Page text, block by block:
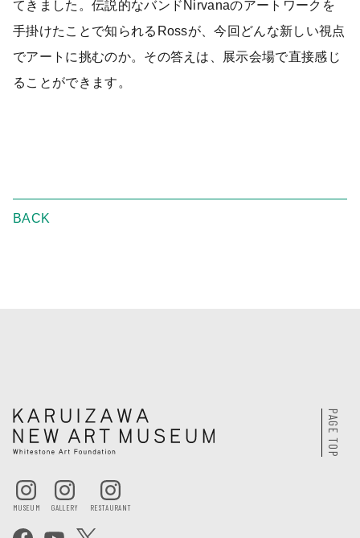
てきました。伝説的なバンドNirvanaのアートワークを
手掛けたことで知られるRossが、今回どんな新しい視点
でアートに挑むのか。その答えは、展示会場で直接感じ
ることができます。
BACK
PAGE TOP